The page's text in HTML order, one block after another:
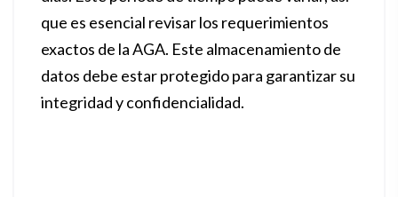
que es esencial revisar los requerimientos
exactos de la AGA. Este almacenamiento de
datos debe estar protegido para garantizar su
integridad y confidencialidad.